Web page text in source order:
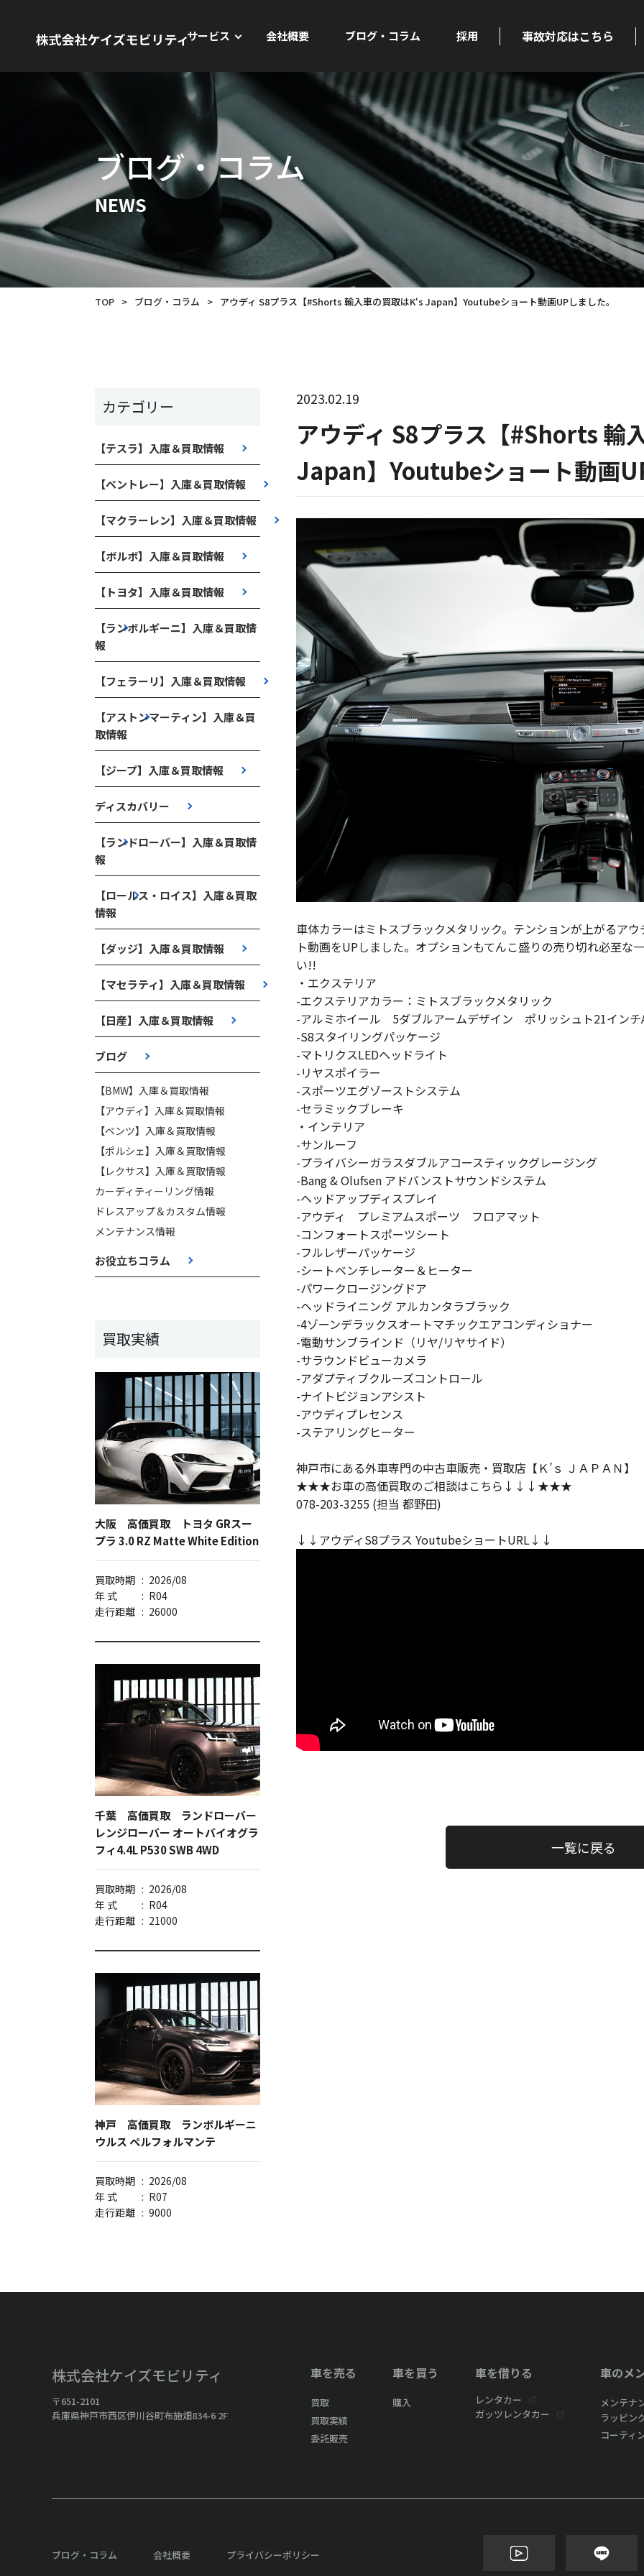
サービス 会社概要 ブログ・コラム 採用 事故対応はこちら
ブログ・コラム
NEWS
TOP > ブログ・コラム > アウディ S8プラス【#Shorts 輸入車の買取はK‘s Japan】Youtubeショート動画UPしました。
カテゴリー
【テスラ】入庫＆買取情報
【ベントレー】入庫＆買取情報
【マクラーレン】入庫＆買取情報
【ボルボ】入庫＆買取情報
【トヨタ】入庫＆買取情報
【ランボルギーニ】入庫＆買取情
報
【フェラーリ】入庫＆買取情報
【アストンマーティン】入庫＆買
取情報
【ジープ】入庫＆買取情報
ディスカバリー
【ランドローバー】入庫＆買取情
報
【ロールス・ロイス】入庫＆買取
情報
【ダッジ】入庫＆買取情報
【マセラティ】入庫＆買取情報
【日産】入庫＆買取情報
ブログ
【BMW】入庫＆買取情報
【アウディ】入庫＆買取情報
【ベンツ】入庫＆買取情報
【ポルシェ】入庫＆買取情報
【レクサス】入庫＆買取情報
カーディティーリング情報
ドレスアップ＆カスタム情報
メンテナンス情報
お役立ちコラム
買取実績
大阪 高価買取 トヨタ GRスー
プラ 3.0 RZ Matte White Edition
買取時期 : 2026/08
年 式
: R04
走行距離 : 26000
千葉 高価買取 ランドローバー
レンジローバー オートバイオグラ
フィ4.4L P530 SWB 4WD
買取時期 : 2026/08
年 式
: R04
走行距離 : 21000
神戸 高価買取 ランボルギーニ
ウルス ペルフォルマンテ
買取時期 : 2026/08
年 式
: R07
走行距離 : 9000
2023.02.19
アウディ S8プラス【#Shorts 輸
Japan】Youtubeショート動画
車体カラーはミトスブラックメタリック。テンションが上がるア
ト動画をUPしました。オプションもてんこ盛りの売り切れ必至な
い!!
・エクステリア
-エクステリアカラー：ミトスブラックメタリック
-アルミホイール 5ダブルアームデザイン ポリッシュト21インチ
-S8スタイリングパッケージ
-マトリクスLEDヘッドライト
-リヤスポイラー
-スポーツエグゾーストシステム
-セラミックブレーキ
・インテリア
-サンルーフ
-プライバシーガラスダブルアコースティックグレージング
-Bang & Olufsen アドバンストサウンドシステム
-ヘッドアップディスプレイ
-アウディ プレミアムスポーツ フロアマット
-コンフォートスポーツシート
-フルレザーパッケージ
-シートベンチレーター＆ヒーター
-パワークロージングドア
-ヘッドライニング アルカンタラブラック
-4ゾーンデラックスオートマチックエアコンディショナー
-電動サンブラインド（リヤ/リヤサイド）
-サラウンドビューカメラ
-アダプティブクルーズコントロール
-ナイトビジョンアシスト
-アウディプレセンス
-ステアリングヒーター
神戸市にある外車専門の中古車販売・買取店【Ｋ’ｓ ＪＡＰＡＮ】
★★★お車の高価買取のご相談はこちら↓↓↓★★★
078-203-3255 (担当 都野田)
↓↓アウディS8プラス YoutubeショートURL↓↓
一覧に戻る
株式会社ケイズモビリティ
〒651-2101
兵庫県神戸市西区伊川谷町布施畑834-6 2F
車を売る
買取
買取実績
委託販売
車を買う
購入
車を借りる
レンタカー
ガッツレンタカー
車のメ
メンテナ
ラッピン
コーティ
ブログ・コラム 会社概要 プライバシーポリシー